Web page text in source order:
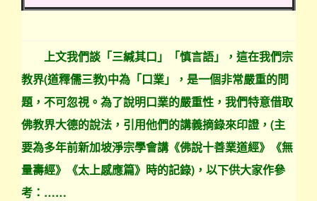
上文我們談「三緘其口」「慎言語」，這在我們宗
教界(道釋儒三教)中為「口業」，是一個非常嚴重的問
題，不可忽視。為了說明口業的嚴重性，我們特意借取
佛教界大德的說法，引用他們的講義摘錄來印證，(主
要為多年前新加坡淨宗學會講《佛說十善業道經》《無
量壽經》《太上感應篇》時的記錄)，以下供大家作參
考：……